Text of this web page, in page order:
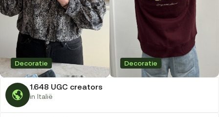
1.648 UGC creators
in Italië
Decoratie Decoratie